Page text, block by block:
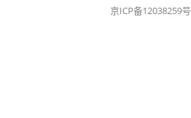
京ICP备12038259号